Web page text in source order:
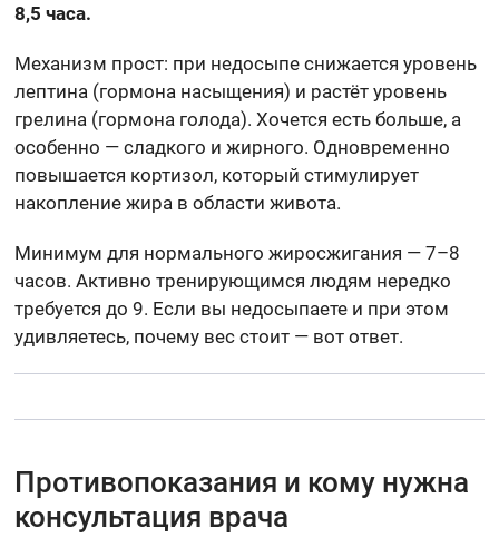
8,5 часа.
Механизм прост: при недосыпе снижается уровень
лептина (гормона насыщения) и растёт уровень
грелина (гормона голода). Хочется есть больше, а
особенно — сладкого и жирного. Одновременно
повышается кортизол, который стимулирует
накопление жира в области живота.
Минимум для нормального жиросжигания — 7–8
часов. Активно тренирующимся людям нередко
требуется до 9. Если вы недосыпаете и при этом
удивляетесь, почему вес стоит — вот ответ.
Противопоказания и кому нужна
консультация врача